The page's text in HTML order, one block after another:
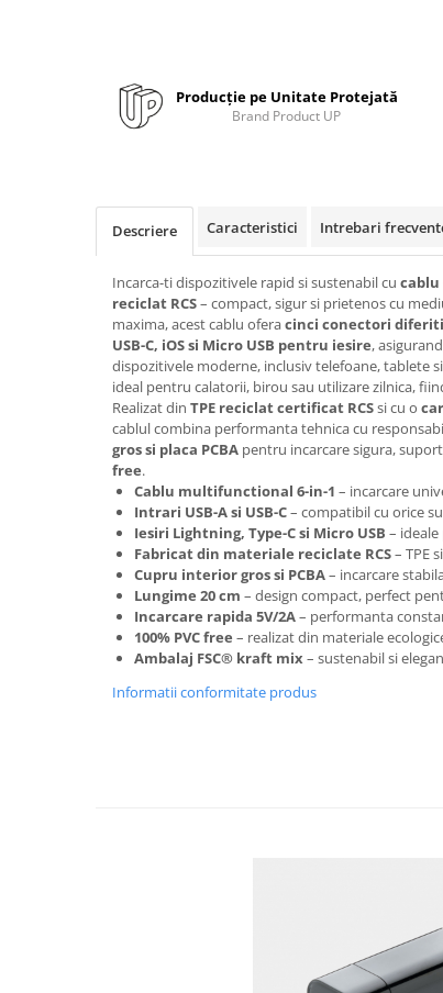
Instrumente de scris eco
Creioane mecanice si grafit
Textmarkere
Markere diverse
Rezerve instrumente scris
Tavite documente si suporturi
Ascutitori, radiere, agrafe
Foarfece pentru birou
Curatenie si igiena
Produse Antibacteriene
Articole pentru baie
Articole pentru bucatarie
Maturi, mopuri si galeti
Hartie igienica, prosoape hartie si
Articole pentru rufe, casa,
geamuri, mobila
Articole pentru birou, suprafete,
Producție pe Unitate Protejată
Brand Product UP
Descriere Caracteristici Intrebari
Incarca-ti dispozitivele rapid si sustenabil cu cablu
reciclat RCS– compact, sigur si prietenos cu
maxima, acest cablu oferacinci conectori diferiti
USB-C, iOS si Micro USB pentru iesire,
dispozitivele moderne, inclusiv telefoane, tablete
ideal pentru calatorii, birou sau utilizare zilnica,
Realizat din TPE reciclat certificat RCSsi cu o
cablul combina performanta tehnica cu
gros si placa PCBA pentru incarcare sigura,
free.
Cablu multifunctional 6-in-1 – incarcare
Intrari USB-A si USB-C– compatibil cu orice
Iesiri Lightning, Type-C si Micro USB –
Fabricat din materiale reciclate RCS– TPE
Cupru interior gros si PCBA– incarcare
Lungime 20 cm – design compact, perfect
Incarcare rapida 5V/2A– performanta
100% PVC free – realizat din materiale
Ambalaj FSC® kraft mix– sustenabil si
Informatii conformitate produs